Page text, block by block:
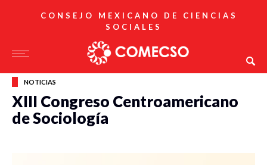
CONSEJO MEXICANO DE CIENCIAS
SOCIALES
NOTICIAS
XIII Congreso Centroamericano
de Sociología